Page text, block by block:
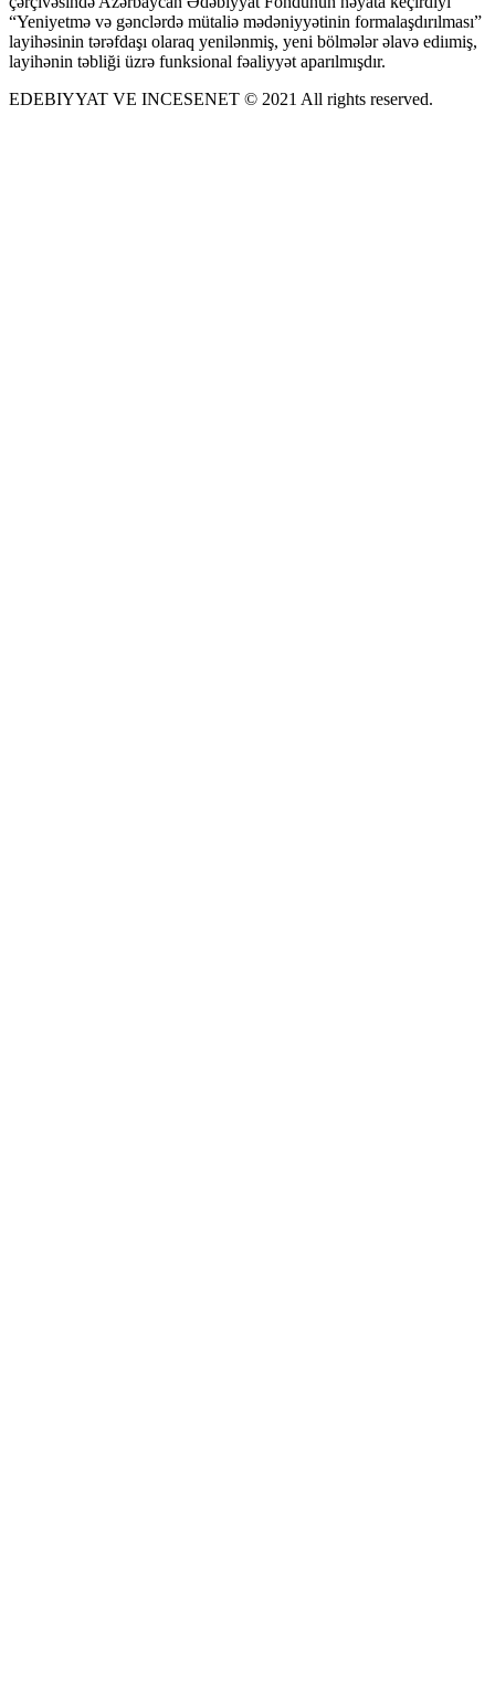
“Yeniyetmə və gənclərdə mütaliə mədəniyyətinin formalaşdırılması”
layihəsinin tərəfdaşı olaraq yenilənmiş, yeni bölmələr əlavə ediımiş,
layihənin təbliği üzrə funksional fəaliyyət aparılmışdır.
EDEBIYYAT VE INCESENET © 2021 All rights reserved.